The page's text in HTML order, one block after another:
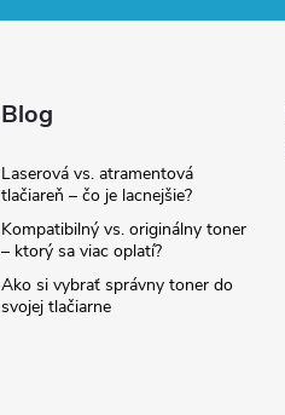
Blog
Laserová vs. atramentová
tlačiareň – čo je lacnejšie?
Kompatibilný vs. originálny toner
– ktorý sa viac oplatí?
Ako si vybrať správny toner do
svojej tlačiarne